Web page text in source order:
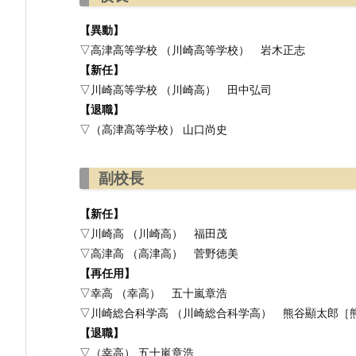
【異動】
▽高津高等学校 （川崎高等学校） 岩木正志
【新任】
▽川崎高等学校 （川崎高） 田中弘司
【退職】
▽（高津高等学校） 山口尚史
副校長
【新任】
▽川崎高 （川崎高） 福田茂
▽高津高 （高津高） 菅野徳美
【再任用】
▽幸高 （幸高） 五十嵐章浩
▽川崎総合科学高 （川崎総合科学高） 熊谷顯太郎［
【退職】
▽（幸高） 五十嵐章浩